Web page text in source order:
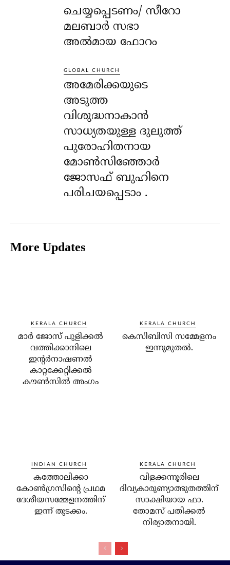
ചെയ്യപ്പെടണം/ സീറോ
മലബാർ സഭാ
അൽമായ ഫോറം
GLOBAL CHURCH
അമേരിക്കയുടെ
അടുത്ത
വിശുദ്ധനാകാൻ
സാധ്യതയുള്ള ദുലുത്ത്
പുരോഹിതനായ
മോൺസിഞ്ഞോർ
ജോസഫ് ബുഹിനെ
പരിചയപ്പെടാം .
More Updates
KERALA CHURCH
മാര്‍ ജോസ് പുളിക്കല്‍
വത്തിക്കാനിലെ
ഇന്റര്‍നാഷണല്‍
കാറ്റക്കേറ്റിക്കല്‍
കൗണ്‍സില്‍ അംഗം
KERALA CHURCH
കെസിബിസി സമ്മേളനം
ഇന്നുമുതല്‍.
INDIAN CHURCH
കത്തോലിക്കാ
കോണ്‍ഗ്രസിന്റെ പ്രഥമ
ദേശീയസമ്മേളനത്തിന്
ഇന്ന് തുടക്കം.
KERALA CHURCH
വിളക്കന്നൂരിലെ
ദിവ്യകാരുണ്യാത്ഭുതത്തിന്
സാക്ഷിയായ ഫാ.
തോമസ് പതിക്കല്‍
നിര്യാതനായി.